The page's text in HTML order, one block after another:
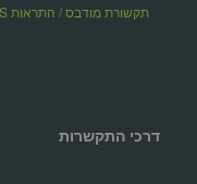
תקשורת מודבס / התראות SMS / מתאמי תקשורת אלחוטי ורשת
דרכי התקשרות